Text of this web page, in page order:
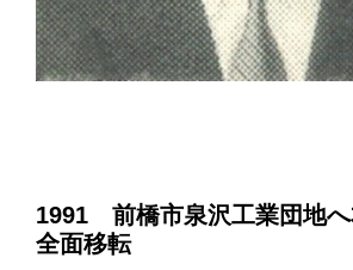
1991 前橋市泉沢工業団地へ
全面移転